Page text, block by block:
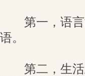
第一，语言
语。
第二，生活